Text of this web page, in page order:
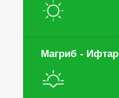
Магриб - Ифтар